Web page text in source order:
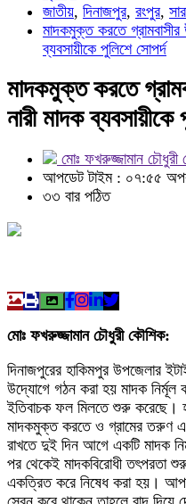
জাতীয়, দিনাজপুর, রংপুর,
মাদকমুক্ত করতে গ্রামবাসীর
ব্যবসায়ীকে পুলিশে সোপর্দ
মাদকমুক্ত করতে
নারী মাদক ব্যবসায়ীকে
মোঃ ফখরুজ্জামান চৌধুরী
আপডেট টাইম : ০৭:৫৫
৩৩ বার পঠিত
মোঃ ফখরুজ্জামান চৌধুরী কৌশিক:
দিনাজপুরের হাকিমপুর উপজেলার
উদ্যোগে গঠন করা হয় মাদক নির্মূল
ইতিবাচক ফল মিলতে শুরু করেছে।
মাদকমুক্ত করতে ও গ্রামের তরুণ
রাখতে দুই দিন আগে একটি মাদক
পর থেকেই মাদকবিরোধী তৎপরতা
একত্রিত করে নিষেধ করা হয়।